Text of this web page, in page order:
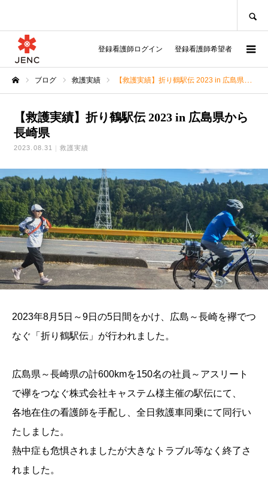
登録看護師ログイン 登録看護師希望者
ブログ 救護実績 【救護実績】折り鶴駅伝 2023 in 広島県から長崎県
【救護実績】折り鶴駅伝 2023 in 広島県から
長崎県
2023.08.31 救護実績
2023年8月5日～9日の5日間をかけ、広島～長崎を襷でつ
なぐ「折り鶴駅伝」が行われました。
広島県～長崎県の計600kmを150名の社員～アスリート
で襷をつなぐ株式会社キャステム様主催の駅伝にて、
各地在住の看護師を手配し、全日救護車同乗にて同行い
たしました。
熱中症も危惧されましたが大きなトラブル等なく終了さ
れました。